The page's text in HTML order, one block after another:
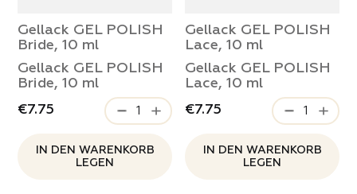
Gellack GEL POLISH
Bride, 10 ml
€7.75
IN DEN WARENKORB
LEGEN
Gellack GEL POLISH
Bride, 10 ml
Gellack GEL POLISH
Lace, 10 ml
€7.75
IN DEN WARENKORB
LEGEN
Gellack GEL POLISH
Lace, 10 ml